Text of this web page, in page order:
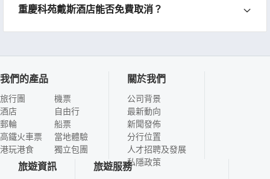
重慶科苑戴斯酒店能否免費取消？
我們的產品
旅行團
酒店
郵輪
高鐵火車票
港玩港食
機票
自由行
船票
當地體驗
獨立包團
關於我們
公司背景
最新動向
新聞發佈
分行位置
人才招聘及發展
私隱政策
旅遊資訊 旅遊服務